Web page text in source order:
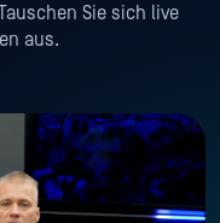
Sie sich live
aus.